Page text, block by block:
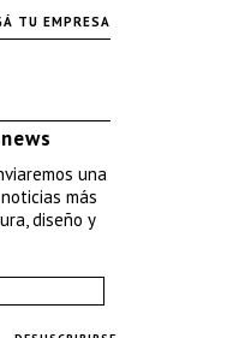
TU EMPRESA
una
más
diseño y